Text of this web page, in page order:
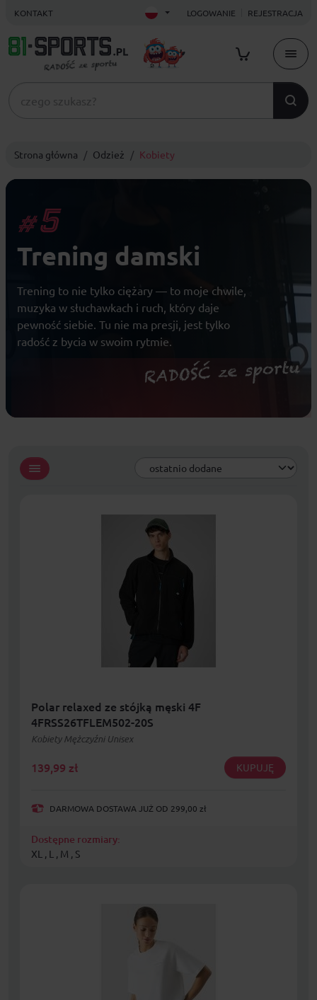
KONTAKT LOGOWANIE REJESTRACJA
Strona główna Odzież Kobiety
# 5
Trening damski
Trening to nie tylko ciężary — to moje chwile,
muzyka w słuchawkach i ruch, który daje
pewność siebie. Tu nie ma presji, jest tylko
radość z bycia w swoim rytmie.
Polar relaxed ze stójką męski 4F
4FRSS26TFLEM502-20S
Kobiety Mężczyźni Unisex
139,99 zł KUPUJĘ
DARMOWA DOSTAWA JUŻ OD 299,00 zł
Dostępne rozmiary:
XL , L , M , S